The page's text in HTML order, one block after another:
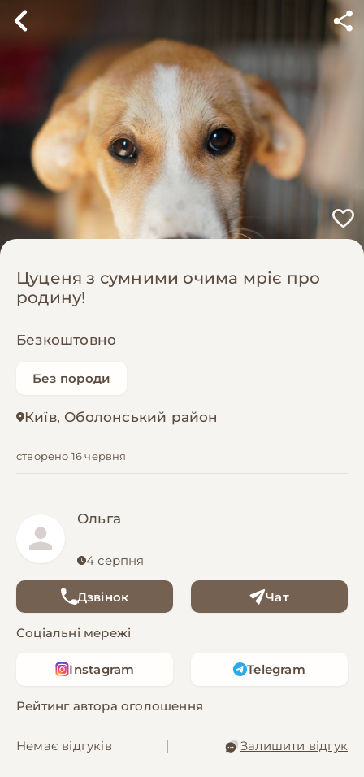
Цуценя з сумними очима мріє про
родину!
Безкоштовно
Без породи
Київ, Оболонський район
створено 16 червня
Ольга
4 серпня
Дзвінок Чат
Соціальні мережі
Instagram Telegram
Рейтинг автора оголошення
Немає відгуків Залишити відгук